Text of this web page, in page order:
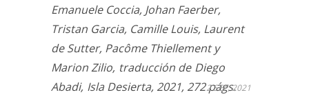
Emanuele Coccia, Johan Faerber,
Tristan Garcia, Camille Louis, Laurent
de Sutter, Pacôme Thiellement y
Marion Zilio, traducción de Diego
Abadi, Isla Desierta, 2021, 272 págs.
2 SEP, 2021